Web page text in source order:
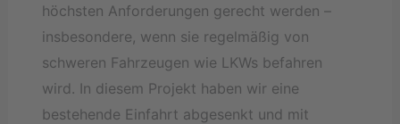
höchsten Anforderungen gerecht werden –
insbesondere, wenn sie regelmäßig von
schweren Fahrzeugen wie LKWs befahren
wird. In diesem Projekt haben wir eine
bestehende Einfahrt abgesenkt und mit